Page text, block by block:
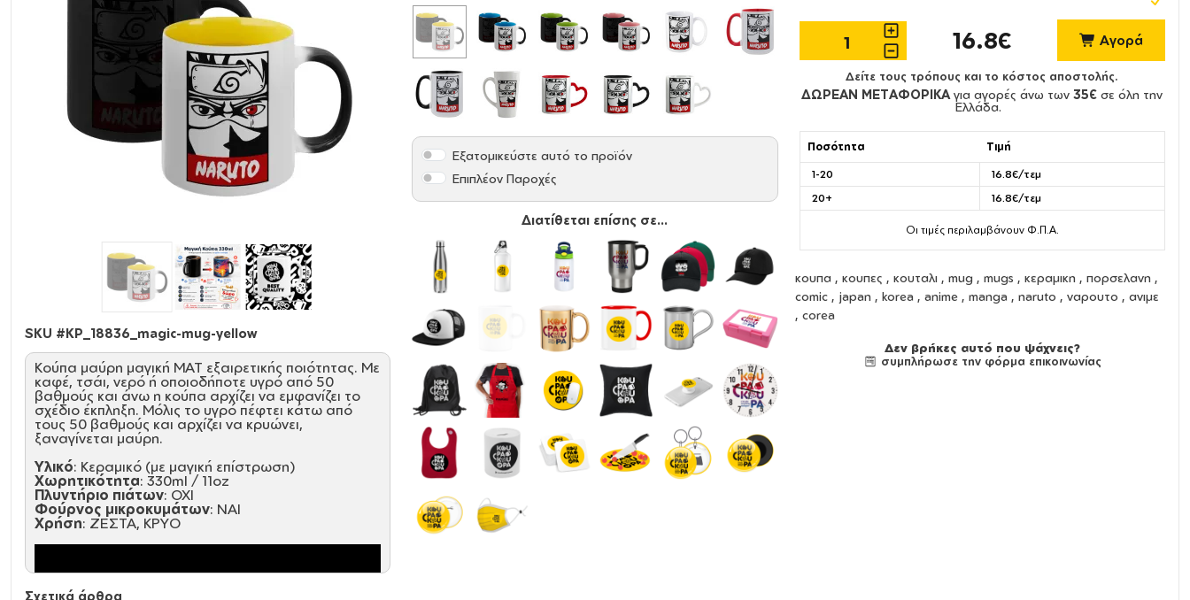
SKU #KP_18836_magic-mug-yellow
Κούπα μαύρη μαγική ΜΑΤ εξαιρετικής ποιότητας. Με
καφέ, τσάι, νερό ή οποιοδήποτε υγρό από 50
βαθμούς και άνω η κούπα αρχίζει να εμφανίζει το
σχέδιο έκπληξη. Μόλις το υγρό πέφτει κάτω από
τους 50 βαθμούς και αρχίζει να κρυώνει,
ξαναγίνεται μαύρη.
Υλικό: Κεραμικό (με μαγική επίστρωση)
Χωρητικότητα: 330ml / 11oz
Πλυντήριο πιάτων: ΟΧΙ
Φούρνος μικροκυμάτων: ΝΑΙ
Χρήση: ΖΕΣΤΑ, ΚΡΥΟ
Σχετικά άρθρα
Εξατομικεύστε αυτό το προϊόν
Επιπλέον Παροχές
Διατίθεται επίσης σε...
16.8€ Αγορά
Δείτε τους τρόπους και το κόστος αποστολής.
ΔΩΡΕΑΝ ΜΕΤΑΦΟΡΙΚΑ για αγορές άνω των35€ σε όλη την
Ελλάδα.
Ποσότητα Τιμή
1-20
16.8€/τεμ
20+
16.8€/τεμ
Οι τιμές περιλαμβάνουν Φ.Π.Α.
κουπα , κουπες , κουταλι , mug , mugs , κεραμικη , πορσελανη ,
comic , japan , korea , anime , manga , naruto , ναρουτο , ανιμε
, corea
Δεν βρήκες αυτό που ψάχνεις?
συμπλήρωσε την φόρμα επικοινωνίας